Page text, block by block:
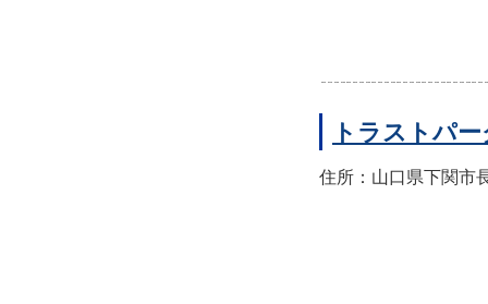
トラストパ
住所：山口県下関市